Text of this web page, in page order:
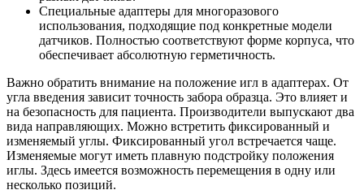
Специальные адаптеры для многоразового
использования, подходящие под конкретные модели
датчиков. Полностью соответствуют форме корпуса, что
обеспечивает абсолютную герметичность.
Важно обратить внимание на положение игл в адаптерах. От
угла введения зависит точность забора образца. Это влияет и
на безопасность для пациента. Производители выпускают два
вида направляющих. Можно встретить фиксированный и
изменяемый углы. Фиксированный угол встречается чаще.
Изменяемые могут иметь плавную подстройку положения
иглы. Здесь имеется возможность перемещения в одну или
несколько позиций.